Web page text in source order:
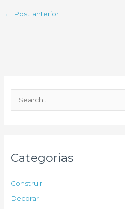
← Post anterior
e
Categorias
Construir
Decorar